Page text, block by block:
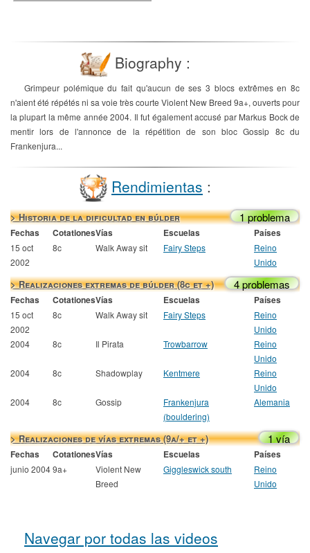
Biography :
Grimpeur polémique du fait qu'aucun de ses 3 blocs extrêmes en 8c
n'aient été répétés ni sa voie très courte Violent New Breed 9a+, ouverts pour
la plupart la même année 2004. Il fut également accusé par Markus Bock de
mentir lors de l'annonce de la répétition de son bloc Gossip 8c du
Frankenjura...
Rendimientas :
> Historia de la dificultad en búlder 1 problema
Fechas CotationesVías Escuelas Países
15 oct
2002
8c Walk Away sit Fairy Steps
Reino
Unido
> Realizaciones extremas de búlder (8c et +) 4 problemas
Fechas CotationesVías Escuelas Países
15 oct
2002
8c Walk Away sit Fairy Steps
Reino
Unido
2004
8c Il Pirata Trowbarrow
Reino
Unido
2004
8c Shadowplay Kentmere
Reino
Unido
2004
8c Gossip
Frankenjura
(bouldering)
Alemania
> Realizaciones de vías extremas (9a/+ et +) 1 vía
Fechas CotationesVías Escuelas Países
junio 20049a+
Violent New
Breed
Giggleswick south
Reino
Unido
Navegar por todas las videos